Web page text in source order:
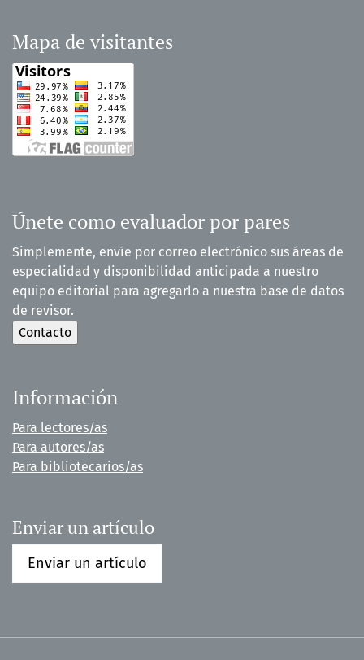
Mapa de visitantes
Únete como evaluador por pares
Simplemente, envíe por correo electrónico sus áreas de
especialidad y disponibilidad anticipada a nuestro
equipo editorial para agregarlo a nuestra base de datos
de revisor.
Información
Para lectores/as
Para autores/as
Para bibliotecarios/as
Enviar un artículo
Enviar un artículo